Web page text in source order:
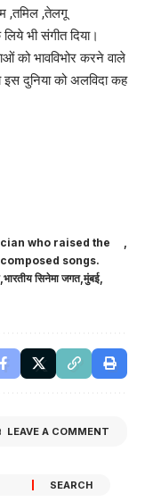
,तमिल ,तेलगू
भी संगीत दिया।
भावविभोर करने वाले
दुनिया को अलविदा कह
who raised the
songs.
भारतीय सिनेमा जगत मुंबई
LEAVE A COMMENT